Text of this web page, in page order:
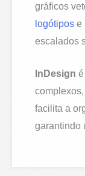
gráficos
logótipos e
escalados
InDesign
facilita a
garantindo